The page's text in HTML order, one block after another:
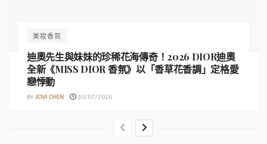
美妝香氛
迪奧先生與妹妹的珍稀花海傳奇！2026 DIOR迪奧
全新《MISS DIOR 香氛》以「香草花香調」定格愛
戀悸動
BY JOVI CHEN 30/07/2026